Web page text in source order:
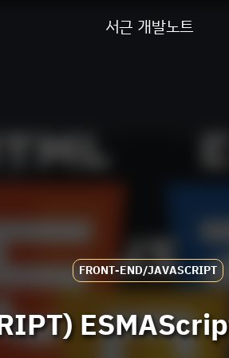
서근 개발노트
FRONT-END/JAVASCRIPT